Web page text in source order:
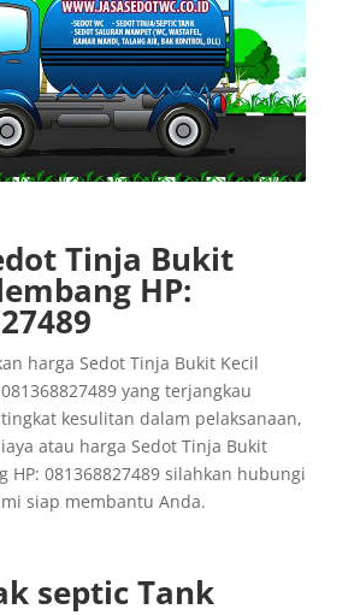
Tinja Bukit
HP:
harga Sedot Tinja Bukit Kecil
yang terjangkau
kesulitan dalam pelaksanaan,
atau harga Sedot Tinja Bukit
HP: 081368827489 silahkan hubungi
siap membantu Anda.
septic Tank